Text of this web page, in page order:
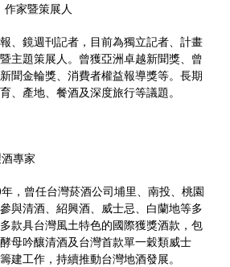
作家暨策展人
、鏡週刊記者，目前為獨立記者、計畫
主題策展人。曾獲亞洲卓越新聞獎、曾
聞金輪獎、消費者權益報導獎等。長期
、產地、餐酒及深度旅行等議題。
專家
年，曾任台灣菸酒公司埔里、南投、桃園
與清酒、紹興酒、威士忌、白蘭地等多
款具台灣風土特色的國際獲獎酒款，包
母吟釀清酒及台灣首款單一穀類威士
建工作，持續推動台灣地酒發展。